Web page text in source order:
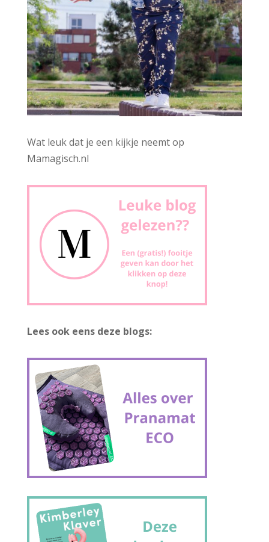
Wat leuk dat je een kijkje neemt op
Mamagisch.nl
Lees ook eens deze blogs: